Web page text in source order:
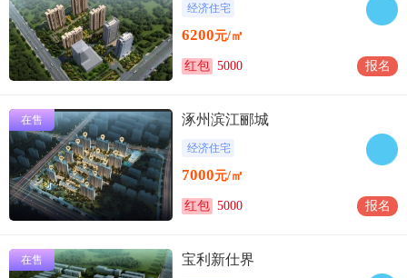
经济住宅
6200元/㎡
红包 5000 报名
在售 涿州滨江郦城
经济住宅
7000元/㎡
红包 5000 报名
在售 宝利新仕界